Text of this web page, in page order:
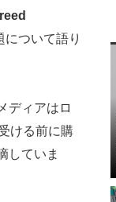
ついて語り
ディアはロ
ける前に購
していま